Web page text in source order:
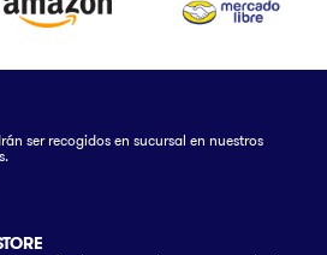
ser recogidos en sucursal en nuestros